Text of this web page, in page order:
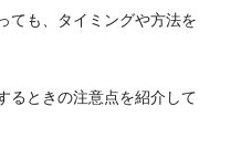
ても、タイミングや方法を
るときの注意点を紹介して